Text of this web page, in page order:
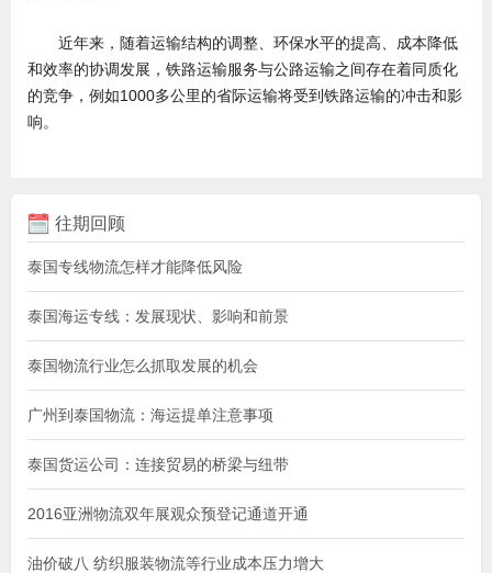
近年来，随着运输结构的调整、环保水平的提高、成本降低
和效率的协调发展，铁路运输服务与公路运输之间存在着同质化
的竞争，例如1000多公里的省际运输将受到铁路运输的冲击和影
响。
往期回顾
泰国专线物流怎样才能降低风险
泰国海运专线：发展现状、影响和前景
泰国物流行业怎么抓取发展的机会
广州到泰国物流：海运提单注意事项
泰国货运公司：连接贸易的桥梁与纽带
2016亚洲物流双年展观众预登记通道开通
油价破八 纺织服装物流等行业成本压力增大